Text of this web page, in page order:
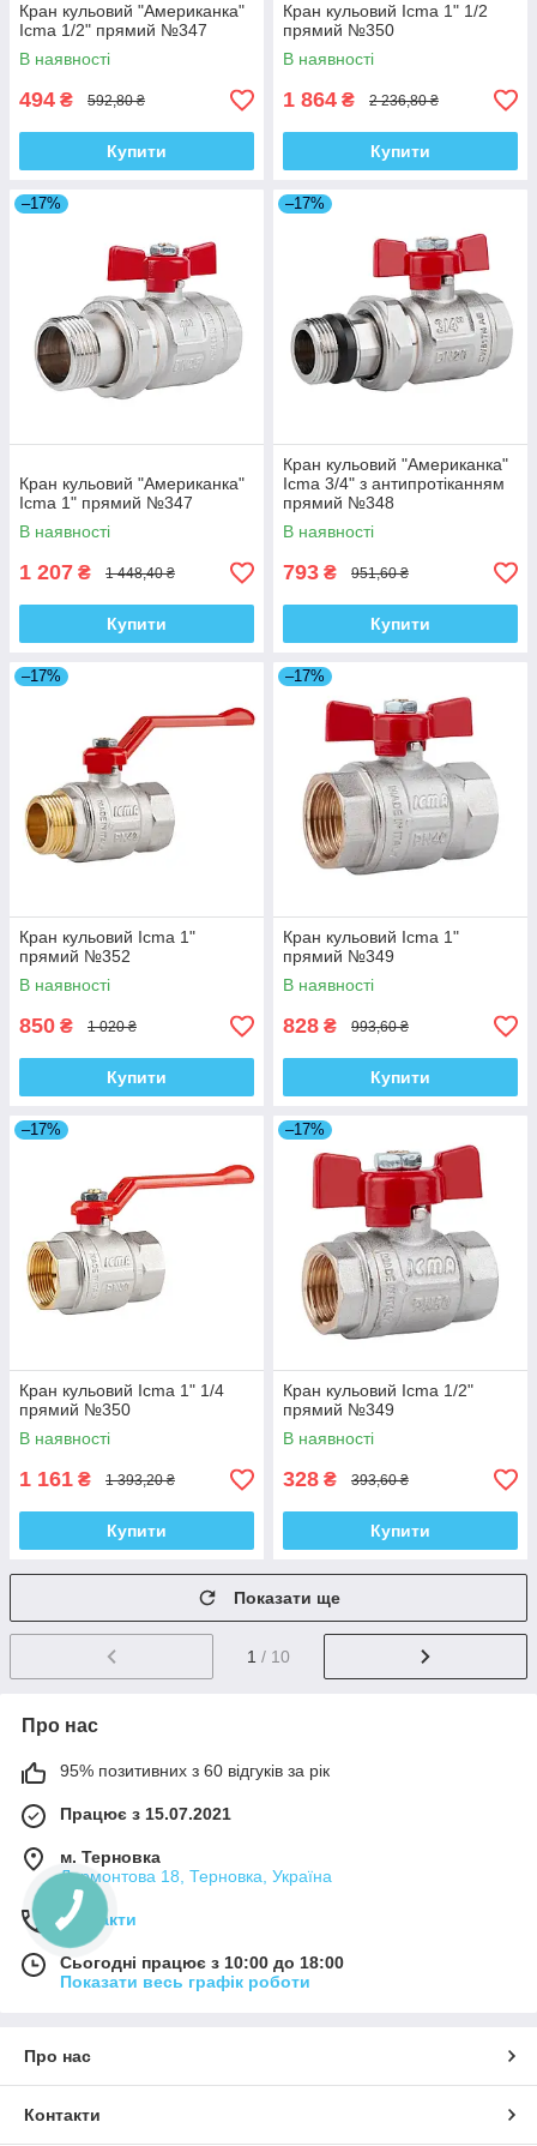
Кран кульовий "Американка"
Icma 1/2" прямий №347
В наявності
494 ₴ 592,80 ₴
Купити
Кран кульовий Icma 1" 1/2
прямий №350
В наявності
1 864 ₴ 2 236,80 ₴
Купити
–17%
Кран кульовий "Американка"
Icma 1" прямий №347
В наявності
1 207 ₴ 1 448,40 ₴
Купити
–17%
Кран кульовий "Американка"
Icma 3/4" з антипротіканням
прямий №348
В наявності
793 ₴ 951,60 ₴
Купити
–17%
Кран кульовий Icma 1"
прямий №352
В наявності
850 ₴ 1 020 ₴
Купити
–17%
Кран кульовий Icma 1"
прямий №349
В наявності
828 ₴ 993,60 ₴
Купити
–17%
Кран кульовий Icma 1" 1/4
прямий №350
В наявності
1 161 ₴ 1 393,20 ₴
Купити
–17%
Кран кульовий Icma 1/2"
прямий №349
В наявності
328 ₴ 393,60 ₴
Купити
Показати ще
1 / 10
Про нас
95% позитивних з 60 відгуків за рік
Працює з 15.07.2021
м. Терновка
Лермонтова 18, Терновка, Україна
Контакти
Сьогодні працює з 10:00 до 18:00
Показати весь графік роботи
Про нас
Контакти